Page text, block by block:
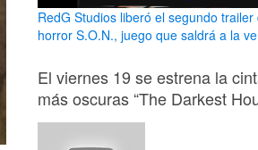
RedG Studios liberó el segundo
horror S.O.N., juego que saldrá a la
El viernes 19 se estrena la
más oscuras “The Darkest